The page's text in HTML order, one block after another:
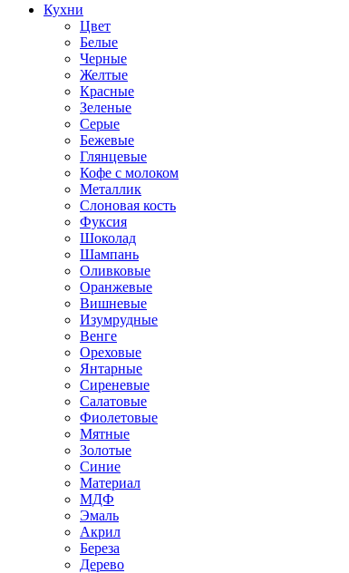
Кухни
Цвет
Белые
Черные
Желтые
Красные
Зеленые
Серые
Бежевые
Глянцевые
Кофе с молоком
Металлик
Слоновая кость
Фуксия
Шоколад
Шампань
Оливковые
Оранжевые
Вишневые
Изумрудные
Венге
Ореховые
Янтарные
Сиреневые
Салатовые
Фиолетовые
Мятные
Золотые
Синие
Материал
МДФ
Эмаль
Акрил
Береза
Дерево